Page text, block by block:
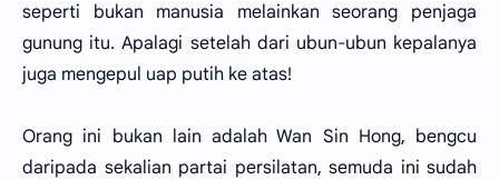
seperti bukan manusia melainkan seorang penjaga
gunung itu. Apalagi setelah dari ubun-ubun kepalanya
juga mengepul uap putih ke atas!
Orang ini bukan lain adalah Wan Sin Hong, bengcu
daripada sekalian partai persilatan, semuda ini sudah